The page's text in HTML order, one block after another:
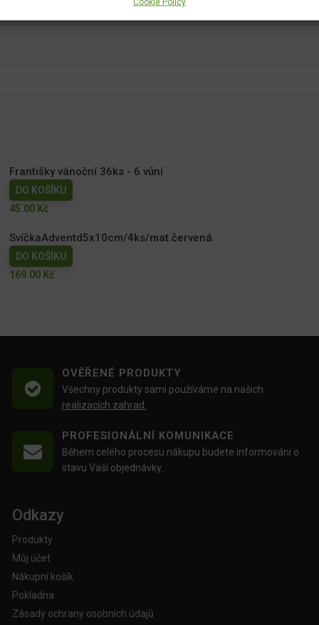
Františky vánoční 36ks - 6 vůní
DO KOŠÍKU
45.00 Kč
SvíčkaAdventd5x10cm/4ks/mat.červená
DO KOŠÍKU
169.00 Kč
OVĚŘENÉ PRODUKTY
Všechny produkty sami používáme na našich
realizacích zahrad.
PROFESIONÁLNÍ KOMUNIKACE
Během celého procesu nákupu budete informováni o
stavu Vaší objednávky.
Odkazy
Produkty
Můj účet
Nákupní košík
Pokladna
Zásady ochrany osobních údajů